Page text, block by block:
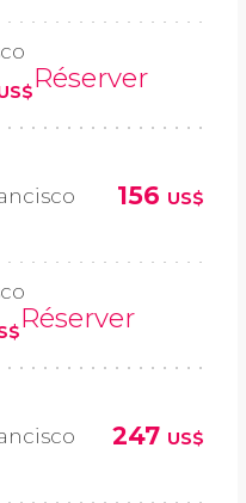
Réserver
156 US$
Réserver
247 US$